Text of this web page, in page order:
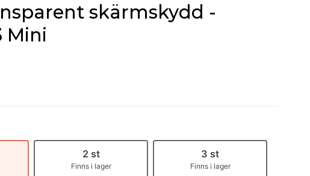
skärmskydd -
Mini
2 st
Finns i lager
3 st
Finns i lager